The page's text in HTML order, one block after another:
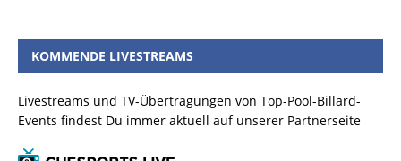
KOMMENDE LIVESTREAMS
Livestreams und TV-Übertragungen von Top-Pool-Billard-
Events findest Du immer aktuell auf unserer Partnerseite